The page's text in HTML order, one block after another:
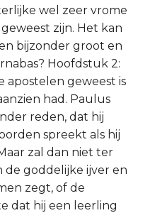
wel zeer vrome
zijn. Het kan
bijzonder groot en
Hoofdstuk 2:
apostelen geweest is
had. Paulus
reden, dat hij
spreekt als hij
zal dan niet ter
goddelijke ijver en
zegt, of de
dat hij een leerling